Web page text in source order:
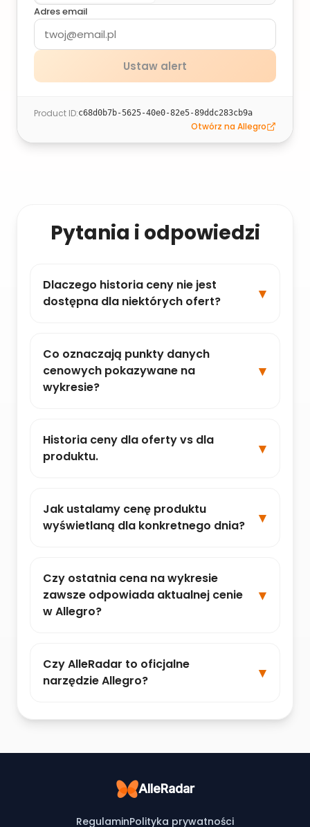
Adres email
Ustaw alert
Product ID:c68d0b7b-5625-40e0-82e5-89ddc283cb9a
Otwórz na Allegro
Pytania i odpowiedzi
Dlaczego historia ceny nie jest
dostępna dla niektórych ofert?
Co oznaczają punkty danych
cenowych pokazywane na
wykresie?
Historia ceny dla oferty vs dla
produktu.
Jak ustalamy cenę produktu
wyświetlaną dla konkretnego dnia?
Czy ostatnia cena na wykresie
zawsze odpowiada aktualnej cenie
w Allegro?
Czy AlleRadar to oficjalne
narzędzie Allegro?
AlleRadar
RegulaminPolityka prywatności